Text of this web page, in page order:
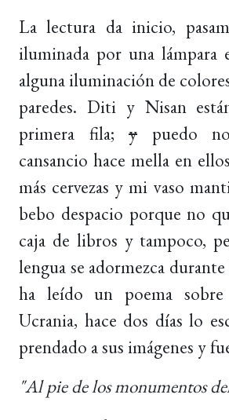
La lectura da inicio,
iluminada por una lámpara
alguna iluminación de
paredes. Diti y Nisan
primera fila; y puedo
cansancio hace mella en
más cervezas y mi vaso
bebo despacio porque no
caja de libros y tampoco,
lengua se adormezca
ha leído un poema
Ucrania, hace dos días lo
prendado a sus imágenes y
"Al pie de los monumentos